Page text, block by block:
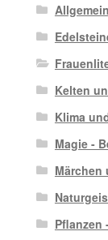
Kelten
Klima
Magie -
Märchen
Pflanzen